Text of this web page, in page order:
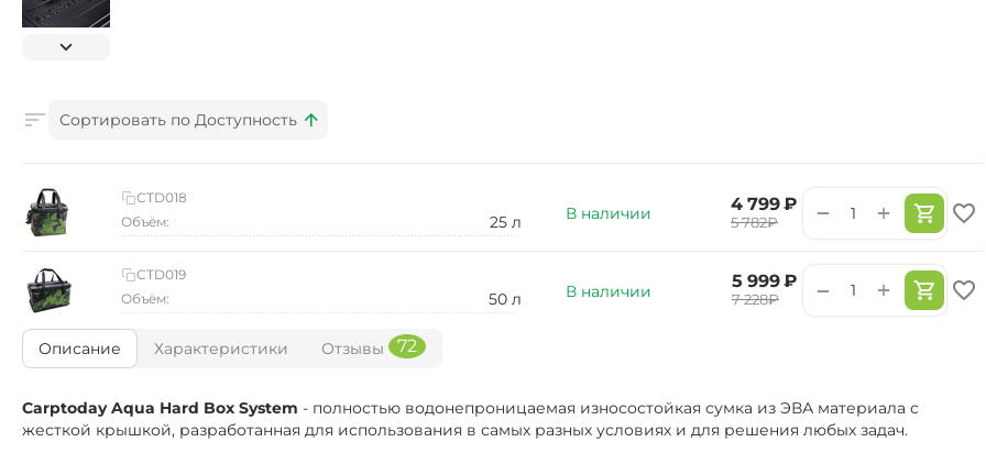
Сортировать по Доступность
В наличии ‍4 799‍ ₽
‍5 782‍₽ +
−
CTD018
Объём:
25 л
В наличии ‍5 999‍ ₽
‍7 228‍₽ +
−
CTD019
Объём:
50 л
Описание Характеристики Отзывы 72
Carptoday Aqua Hard Box System - полностью водонепроницаемая износостойкая сумка из ЭВА материала с
жесткой крышкой, разработанная для использования в самых разных условиях и для решения любых задач.